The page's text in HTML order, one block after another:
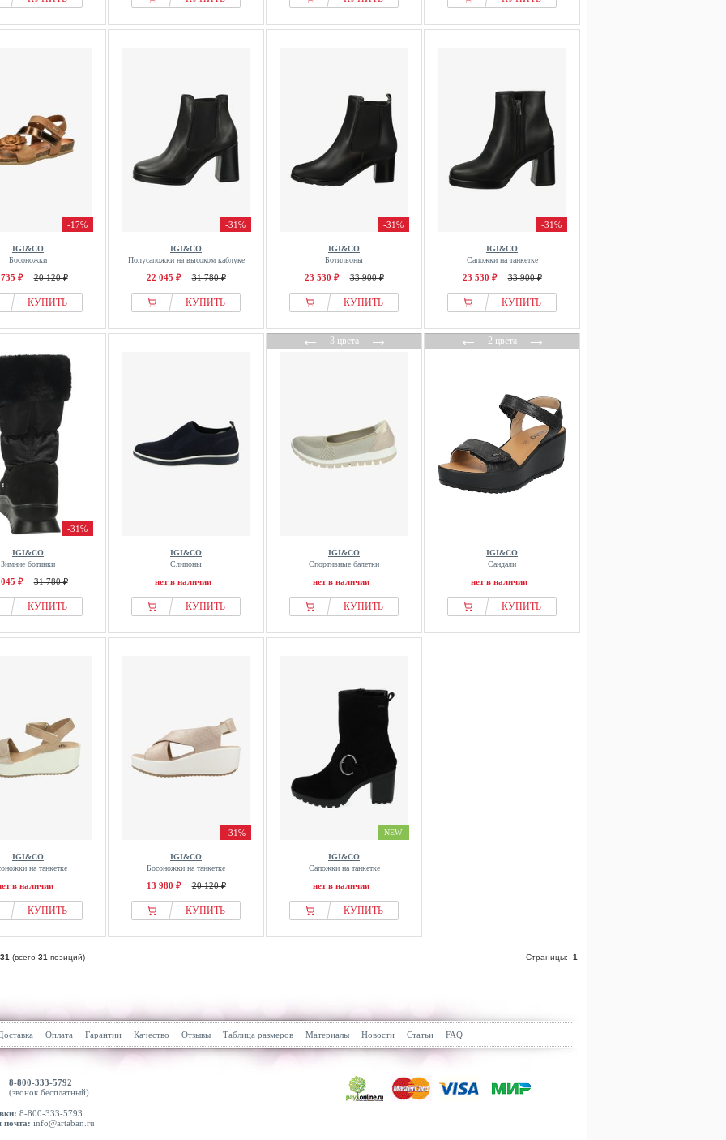
-17%
IGI&CO
Босоножки
₽ 20 120 ₽
КУПИТЬ
-31%
IGI&CO
Полусапожки на высоком каблуке
22 045 ₽ 31 780 ₽
КУПИТЬ
-31%
IGI&CO
Ботильоны
23 530 ₽ 33 900 ₽
КУПИТЬ
-31%
IGI&CO
Сапожки на танкетке
23 530 ₽ 33 900 ₽
КУПИТЬ
-31%
IGI&CO
Зимние ботинки
₽ 31 780 ₽
КУПИТЬ
IGI&CO
Слипоны
нет в наличии
КУПИТЬ
←3 цвета→
IGI&CO
Спортивные балетки
нет в наличии
КУПИТЬ
←2 цвета→
IGI&CO
Сандали
нет в наличии
КУПИТЬ
IGI&CO
на танкетке
в наличии
КУПИТЬ
-31%
IGI&CO
Босоножки на танкетке
13 980 ₽ 20 120 ₽
КУПИТЬ
NEW
IGI&CO
Сапожки на танкетке
нет в наличии
КУПИТЬ
31 (всего 31 позиций) Страницы: 1
Оплата Гарантии Качество Отзывы Таблица размеров Материалы Новости Статьи FAQ
8-800-333-5792
(звонок бесплатный)
8-800-333-5793
почта: info@artaban.ru